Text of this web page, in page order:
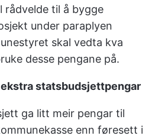
rådvelde til å bygge
under paraplyen
skal vedta kva
desse pengane på.
statsbudsjettpengar
ga litt meir pengar til
enn føresett i